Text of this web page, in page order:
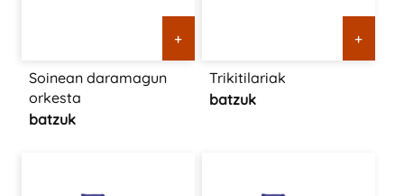
+
Soinean daramagun
orkesta
batzuk
+
Trikitilariak
batzuk